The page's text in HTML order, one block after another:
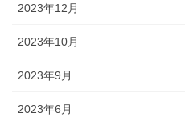
2023年12月
2023年10月
2023年9月
2023年6月